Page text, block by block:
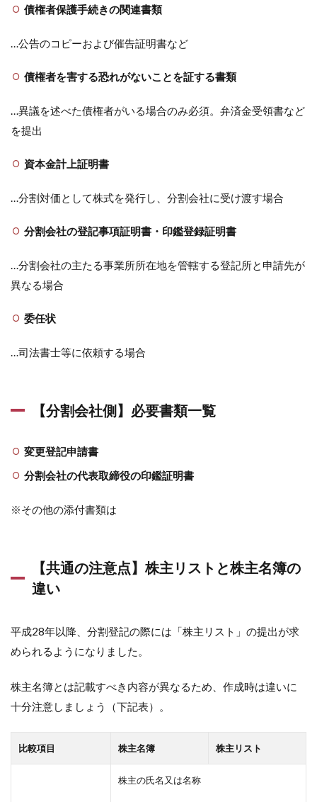
債権者保護手続きの関連書類
…公告のコピーおよび催告証明書など
債権者を害する恐れがないことを証する書類
…異議を述べた債権者がいる場合のみ必須。弁済金受領書など
を提出
資本金計上証明書
…分割対価として株式を発行し、分割会社に受け渡す場合
分割会社の登記事項証明書・印鑑登録証明書
…分割会社の主たる事業所所在地を管轄する登記所と申請先が
異なる場合
委任状
…司法書士等に依頼する場合
【分割会社側】必要書類一覧
変更登記申請書
分割会社の代表取締役の印鑑証明書
※その他の添付書類は
【共通の注意点】株主リストと株主名簿の
違い
平成28年以降、分割登記の際には「株主リスト」の提出が求
められるようになりました。
株主名簿とは記載すべき内容が異なるため、作成時は違いに
十分注意しましょう（下記表）。
比較項目 株主名簿 株主リスト
株主の氏名又は名称